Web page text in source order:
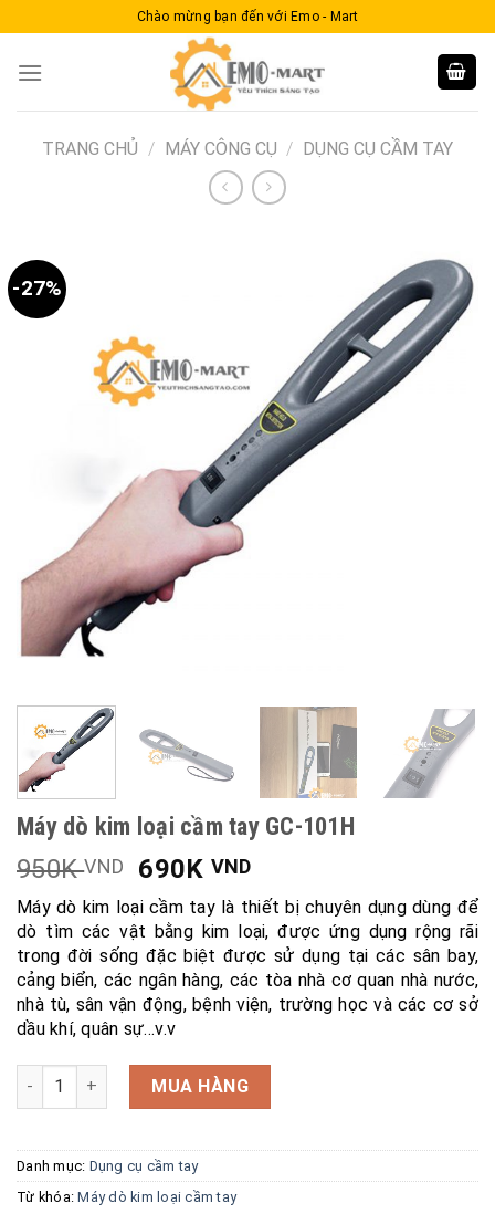
to
Chào mừng bạn đến với Emo - Mart
TRANG CHỦ / MÁY CÔNG CỤ / DỤNG CỤ CẦM TAY
-27%
Máy dò kim loại cầm tay GC-101H
950KVND 690K VND
Máy dò kim loại cầm tay là thiết bị chuyên dụng dùng để
dò tìm các vật bằng kim loại, được ứng dụng rộng rãi
trong đời sống đặc biệt được sử dụng tại các sân bay,
cảng biển, các ngân hàng, các tòa nhà cơ quan nhà nước,
nhà tù, sân vận động, bệnh viện, trường học và các cơ sở
dầu khí, quân sự…v.v
Máy dò kim loại cầm tay GC-101H số lượng
MUA HÀNG
Danh mục: Dụng cụ cầm tay
Từ khóa:Máy dò kim loại cầm tay